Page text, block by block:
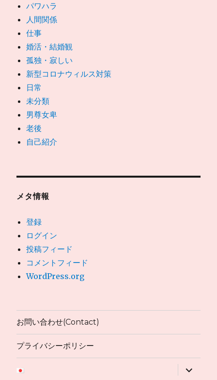
パワハラ
人間関係
仕事
婚活・結婚観
孤独・寂しい
新型コロナウィルス対策
日常
未分類
男尊女卑
老後
自己紹介
メタ情報
登録
ログイン
投稿フィード
コメントフィード
WordPress.org
お問い合わせ(Contact)
プライバシーポリシー
サ
ブ